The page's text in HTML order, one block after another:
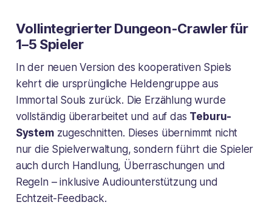
Vollintegrierter Dungeon-Crawler für
1–5 Spieler
In der neuen Version des kooperativen Spiels
kehrt die ursprüngliche Heldengruppe aus
Immortal Souls zurück. Die Erzählung wurde
vollständig überarbeitet und auf das Teburu-
Systemzugeschnitten. Dieses übernimmt nicht
nur die Spielverwaltung, sondern führt die Spieler
auch durch Handlung, Überraschungen und
Regeln – inklusive Audiounterstützung und
Echtzeit-Feedback.